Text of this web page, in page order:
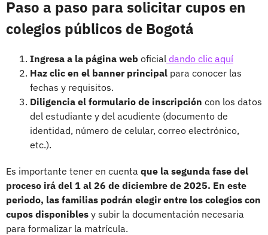
Paso a paso para solicitar cupos en
colegios públicos de Bogotá
Ingresa a la página web oficial dando clic aquí
Haz clic en el banner principal para conocer las
fechas y requisitos.
Diligencia el formulario de inscripción con los datos
del estudiante y del acudiente (documento de
identidad, número de celular, correo electrónico,
etc.).
Es importante tener en cuenta que la segunda fase del
proceso irá del 1 al 26 de diciembre de 2025. En este
periodo, las familias podrán elegir entre los colegios con
cupos disponibles y subir la documentación necesaria
para formalizar la matrícula.